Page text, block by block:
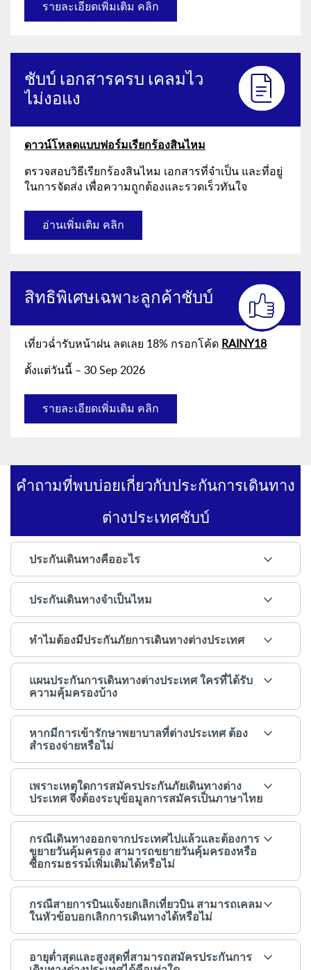
รายละเอียดเพิ่มเติม คลิก
ชับบ์ เอกสารครบ เคลมไว
ไม่งอแง
ดาวน์โหลดแบบฟอร์มเรียกร้องสินไหม
ตรวจสอบวิธีเรียกร้องสินไหม เอกสารที่จำเป็น และที่อยู่
ในการจัดส่ง เพื่อความถูกต้องและรวดเร็วทันใจ
อ่านเพิ่มเติม คลิก
สิทธิพิเศษเฉพาะลูกค้าชับบ์
เที่ยวฉ่ำรับหน้าฝน ลดเลย 18% กรอกโค้ด RAINY18
ตั้งแต่วันนี้ – 30 Sep 2026
รายละเอียดเพิ่มเติม คลิก
คำถามที่พบบ่อยเกี่ยวกับประกันการเดินทาง
ต่างประเทศชับบ์
ประกันเดินทางคืออะไร
ประกันเดินทางจำเป็นไหม
ทำไมต้องมีประกันภัยการเดินทางต่างประเทศ
แผนประกันการเดินทางต่างประเทศ ใครที่ได้รับ
ความคุ้มครองบ้าง
หากมีการเข้ารักษาพยาบาลที่ต่างประเทศ ต้อง
สำรองจ่ายหรือไม่
เพราะเหตุใดการสมัครประกันภัยเดินทางต่าง
ประเทศ จึงต้องระบุข้อมูลการสมัครเป็นภาษาไทย
กรณีเดินทางออกจากประเทศไปแล้วและต้องการ
ขยายวันคุ้มครอง สามารถขยายวันคุ้มครองหรือ
ซื้อกรมธรรม์เพิ่มเติมได้หรือไม่
กรณีสายการบินแจ้งยกเลิกเที่ยวบิน สามารถเคลม
ในหัวข้อบอกเลิกการเดินทางได้หรือไม่
อายุต่ำสุดและสูงสุดที่สามารถสมัครประกันการ